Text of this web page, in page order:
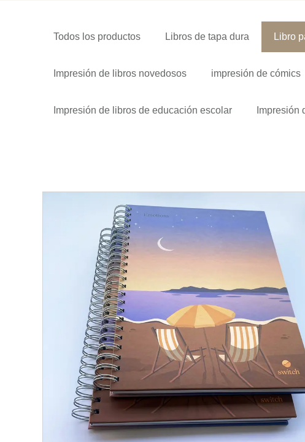
Todos los productos Libros de tapa dura Libro
Impresión de libros novedosos impresión de cómics
Impresión de libros de educación escolar Impresión